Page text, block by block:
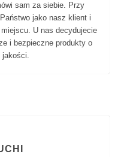
sam za siebie. Przy
jako nasz klient i
U nas decydujecie
i bezpieczne produkty o
jakości.